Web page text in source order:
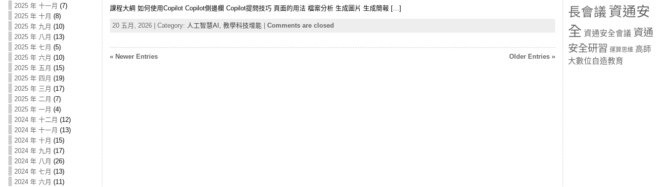
2025 年 十一月 (7)
2025 年 十月 (8)
2025 年 九月 (10)
2025 年 八月 (13)
2025 年 七月 (5)
2025 年 六月 (10)
2025 年 五月 (15)
2025 年 四月 (19)
2025 年 三月 (17)
2025 年 二月 (7)
2025 年 一月 (4)
2024 年 十二月 (12)
2024 年 十一月 (13)
2024 年 十月 (15)
2024 年 九月 (17)
2024 年 八月 (26)
2024 年 七月 (13)
2024 年 六月 (11)
課程大綱 如何使用Copilot Copilot側邊欄 Copilot提問技巧 頁面的用法 檔案分析 生成圖片 生成簡報 […]
20 五月, 2026 | Category: 人工智慧AI, 教學科技增能 Comments are closed
« Newer Entries Older Entries »
長會議 資通安
全 資通安全會議 資通
安全研習 運算思維 高師
大數位自造教育